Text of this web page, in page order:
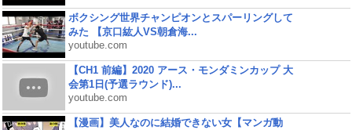
ボクシング世界チャンピオンとスパーリングして
みた 【京口紘人VS朝倉海...
youtube.com
【CH1 前編】2020 アース・モンダミンカップ 大
会第1日(予選ラウンド)...
youtube.com
【漫画】美人なのに結婚できない女【マンガ動